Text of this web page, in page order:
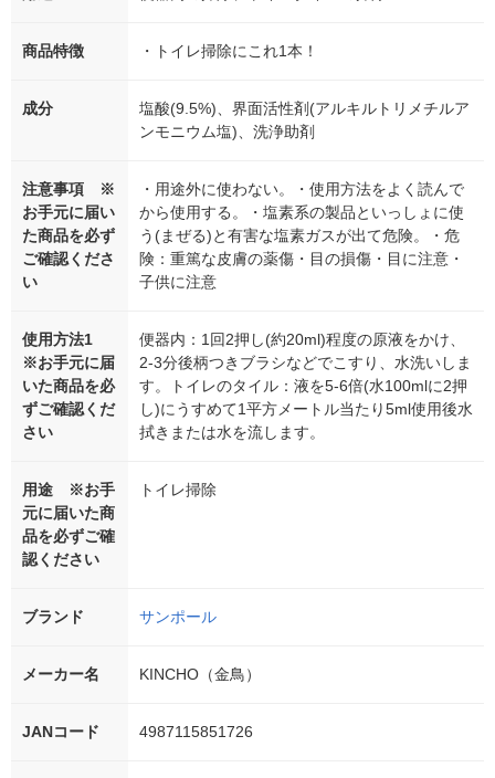
商品特徴 ・トイレ掃除にこれ1本！
成分
塩酸(9.5%)、界面活性剤(アルキルトリメチルア
ンモニウム塩)、洗浄助剤
注意事項 ※
お手元に届い
た商品を必ず
ご確認くださ
い
・用途外に使わない。・使用方法をよく読んで
から使用する。・塩素系の製品といっしょに使
う(まぜる)と有害な塩素ガスが出て危険。・危
険：重篤な皮膚の薬傷・目の損傷・目に注意・
子供に注意
使用方法1
※お手元に届
いた商品を必
ずご確認くだ
さい
便器内：1回2押し(約20ml)程度の原液をかけ、
2-3分後柄つきブラシなどでこすり、水洗いしま
す。トイレのタイル：液を5-6倍(水100mlに2押
し)にうすめて1平方メートル当たり5ml使用後水
拭きまたは水を流します。
用途 ※お手
元に届いた商
品を必ずご確
認ください
トイレ掃除
ブランド サンポール
メーカー名 KINCHO（金鳥）
JANコード 4987115851726